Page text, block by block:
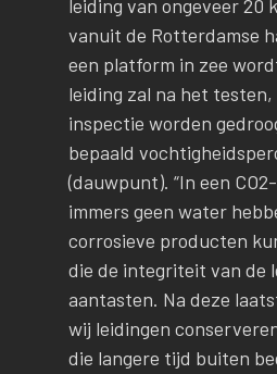
leiding van ongeveer 20
vanuit de Rotterdamse
een platform in zee
leiding zal na het testen,
inspectie worden
bepaald
(dauwpunt). “In een
immers geen water
corrosieve producten
die de integriteit van de
aantasten. Na deze
wij leidingen
die langere tijd buiten